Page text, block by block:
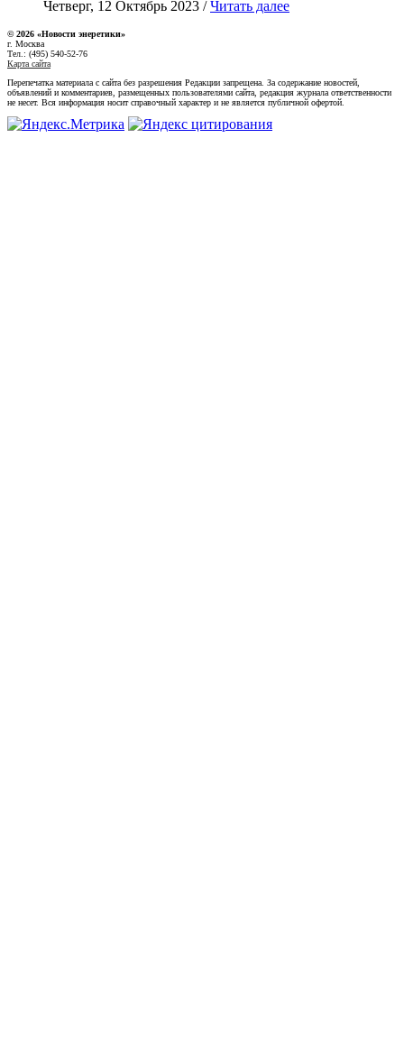
Четверг, 12 Октябрь 2023 /Читать далее
© 2026 «Новости энеретики»
г. Москва
Тел.: (495) 540-52-76
Карта сайта
Перепечатка материала с сайта без разрешения Редакции запрещена. За содержание новостей,
объявлений и комментариев, размещенных пользователями сайта, редакция журнала ответственности
не несет. Вся информация носит справочный характер и не является публичной офертой.